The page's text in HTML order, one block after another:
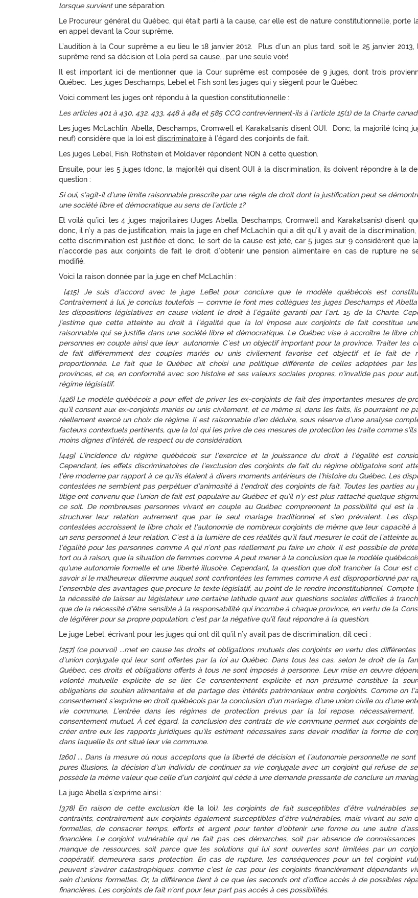
lorsque survient une séparation.
Le Procureur général du Québec, qui était parti à la cause, car elle est de nature constitutionnelle, porte
en appel devant la Cour suprême.
L’audition à la Cour suprême a eu lieu le 18 janvier 2012. Plus d’un an plus tard, soit le 25 janvier 2013,
suprême rend sa décision et Lola perd sa cause....par une seule voix!
Il est important ici de mentionner que la Cour suprême est composée de 9 juges, dont trois
Québec. Les juges Deschamps, Lebel et Fish sont les juges qui y siègent pour le Québec.
Voici comment les juges ont répondu à la question constitutionnelle :
Les articles 401 à 430, 432, 433, 448 à 484 et 585 CCQ contreviennent-ils à l’article 15(1) de la Charte
Les juges McLachlin, Abella, Deschamps, Cromwell et Karakatsanis disent OUI. Donc, la majorité (cinq
neuf) considère que la loi est discriminatoireà l’égard des conjoints de fait.
Les juges Lebel, Fish, Rothstein et Moldaver répondent NON à cette question.
Ensuite, pour les 5 juges (donc, la majorité) qui disent OUI à la discrimination, ils doivent répondre à la
question :
Si oui, s’agit-il d’une limite raisonnable prescrite par une règle de droit dont la justification peut se
une société libre et démocratique au sens de l’article 1?
Et voilà qu’ici, les 4 juges majoritaires (Juges Abella, Deschamps, Cromwell and Karakatsanis) disent
donc, il n’y a pas de justification, mais la juge en chef McLachlin qui a dit qu’il y avait de la
cette discrimination est justifiée et donc, le sort de la cause est jeté, car 5 juges sur 9 considèrent que
n’accorde pas aux conjoints de fait le droit d’obtenir une pension alimentaire en cas de rupture ne
modifié.
Voici la raison donnée par la juge en chef McLachlin :
[415] Je suis d’accord avec le juge LeBel pour conclure que le modèle québécois est
Contrairement à lui, je conclus toutefois — comme le font mes collègues les juges Deschamps et
les dispositions législatives en cause violent le droit à l’égalité garanti par l’art. 15 de la Charte.
j’estime que cette atteinte au droit à l’égalité que la loi impose aux conjoints de fait constitue
raisonnable qui se justifie dans une société libre et démocratique. Le Québec vise à accroître le libre
personnes en couple ainsi que leur autonomie. C’est un objectif important pour la province. Traiter les
de fait différemment des couples mariés ou unis civilement favorise cet objectif et le fait de
proportionnée. Le fait que le Québec ait choisi une politique différente de celles adoptées par les
provinces, et ce, en conformité avec son histoire et ses valeurs sociales propres, n’invalide pas pour
régime législatif.
[426] Le modèle québécois a pour effet de priver les ex-conjoints de fait des importantes mesures de
qu’il consent aux ex-conjoints mariés ou unis civilement, et ce même si, dans les faits, ils pourraient ne
réellement exercé un choix de régime. Il est raisonnable d’en déduire, sous réserve d’une analyse
facteurs contextuels pertinents, que la loi qui les prive de ces mesures de protection les traite comme
moins dignes d’intérêt, de respect ou de considération.
[449] L’incidence du régime québécois sur l’exercice et la jouissance du droit à l’égalité est
Cependant, les effets discriminatoires de l’exclusion des conjoints de fait du régime obligatoire sont
l’ère moderne par rapport à ce qu’ils étaient à divers moments antérieurs de l’histoire du Québec. Les
contestées ne semblent pas perpétuer d’animosité à l’endroit des conjoints de fait. Toutes les parties au
litige ont convenu que l’union de fait est populaire au Québec et qu’il n’y est plus rattaché quelque
ce soit. De nombreuses personnes vivant en couple au Québec comprennent la possibilité qui est la
structurer leur relation autrement que par le seul mariage traditionnel et s’en prévalent. Les
contestées accroissent le libre choix et l’autonomie de nombreux conjoints de même que leur capacité à
un sens personnel à leur relation. C’est à la lumière de ces réalités qu’il faut mesurer le coût de l’atteinte
l’égalité pour les personnes comme A qui n’ont pas réellement pu faire un choix. Il est possible de
tort ou à raison, que la situation de femmes comme A peut mener à la conclusion que le modèle québécois
qu’une autonomie formelle et une liberté illusoire. Cependant, la question que doit trancher la Cour est
savoir si le malheureux dilemme auquel sont confrontées les femmes comme A est disproportionné par
l’ensemble des avantages que procure le texte législatif, au point de le rendre inconstitutionnel. Compte
la nécessité de laisser au législateur une certaine latitude quant aux questions sociales difficiles à
que de la nécessité d’être sensible à la responsabilité qui incombe à chaque province, en vertu de la
de légiférer pour sa propre population, c’est par la négative qu’il faut répondre à la question.
Le juge Lebel, écrivant pour les juges qui ont dit qu’il n’y avait pas de discrimination, dit ceci :
[257] (ce pourvoi) ...met en cause les droits et obligations mutuels des conjoints en vertu des différentes
d’union conjugale qui leur sont offertes par la loi au Québec. Dans tous les cas, selon le droit de la
Québec, ces droits et obligations offerts à tous ne sont imposés à personne. Leur mise en œuvre
volonté mutuelle explicite de se lier. Ce consentement explicite et non présumé constitue la
obligations de soutien alimentaire et de partage des intérêts patrimoniaux entre conjoints. Comme on
consentement s’exprime en droit québécois par la conclusion d’un mariage, d’une union civile ou d’une
vie commune. L’entrée dans les régimes de protection prévus par la loi repose,
consentement mutuel. À cet égard, la conclusion des contrats de vie commune permet aux conjoints
créer entre eux les rapports juridiques qu’ils estiment nécessaires sans devoir modifier la forme de
dans laquelle ils ont situé leur vie commune.
[260] ... Dans la mesure où nous acceptons que la liberté de décision et l’autonomie personnelle ne
pures illusions, la décision d’un individu de continuer sa vie conjugale avec un conjoint qui refuse de
possède la même valeur que celle d’un conjoint qui cède à une demande pressante de conclure un
La juge Abella s’exprime ainsi :
[378] En raison de cette exclusion (de la loi), les conjoints de fait susceptibles d’être vulnérables
contraints, contrairement aux conjoints également susceptibles d’être vulnérables, mais vivant au sein
formelles, de consacrer temps, efforts et argent pour tenter d’obtenir une forme ou une autre
financière. Le conjoint vulnérable qui ne fait pas ces démarches, soit par absence de
manque de ressources, soit parce que les solutions qui lui sont ouvertes sont limitées par un
coopératif, demeurera sans protection. En cas de rupture, les conséquences pour un tel conjoint
peuvent s’avérer catastrophiques, comme c’est le cas pour les conjoints financièrement dépendants
sein d’unions formelles. Or, la différence tient à ce que les seconds ont d’office accès à de possibles
financières. Les conjoints de fait n’ont pour leur part pas accès à ces possibilités.